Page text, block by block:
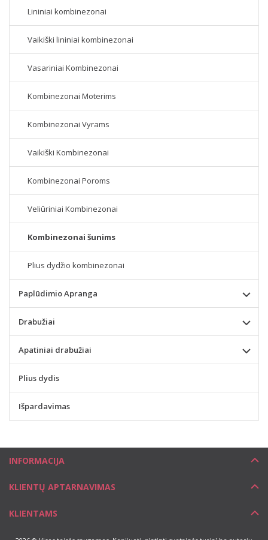
Lininiai kombinezonai
Vaikiški lininiai kombinezonai
Vasariniai Kombinezonai
Kombinezonai Moterims
Kombinezonai Vyrams
Vaikiški Kombinezonai
Kombinezonai Poroms
Veliūriniai Kombinezonai
Kombinezonai šunims
Plius dydžio kombinezonai
Paplūdimio Apranga
Drabužiai
Apatiniai drabužiai
Plius dydis
Išpardavimas
INFORMACIJA
KLIENTŲ APTARNAVIMAS
KLIENTAMS